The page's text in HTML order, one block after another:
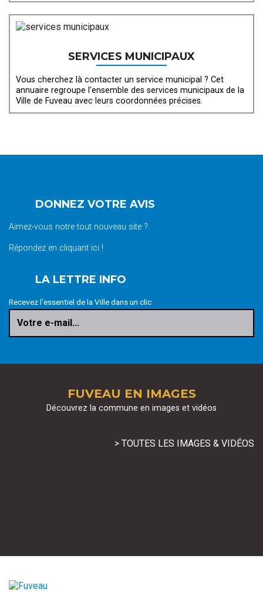
SERVICES MUNICIPAUX
Vous cherchez là contacter un service municipal ? Cet
annuaire regroupe l'ensemble des services municipaux de la
Ville de Fuveau avec leurs coordonnées précises.
DONNEZ VOTRE AVIS
Aimez-vous notre tout nouveau site ?
Répondez en cliquant ici !
LA LETTRE INFO
Recevez l'essentiel de la Ville dans un clic
Votre e-mail...
FUVEAU EN IMAGES
Découvrez la commune en images et vidéos
> TOUTES LES IMAGES & VIDÉOS